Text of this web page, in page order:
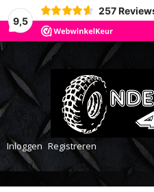
9,5
257
Inloggen Registreren